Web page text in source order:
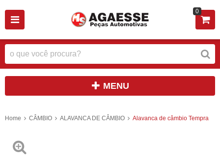
0
MENU
Home CÂMBIO ALAVANCA DE CÂMBIO Alavanca de câmbio Tempra